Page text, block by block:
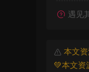
遇见
本文
💚本文资